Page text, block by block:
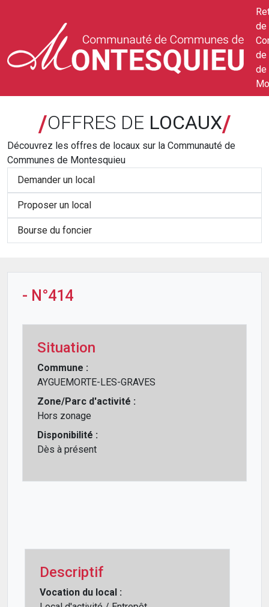
de
de
de
/OFFRES DE LOCAUX/
Découvrez les offres de locaux sur la Communauté de
Communes de Montesquieu
Demander un local
Proposer un local
Bourse du foncier
- N°414
Situation
Commune :
AYGUEMORTE-LES-GRAVES
Zone/Parc d'activité :
Hors zonage
Disponibilité :
Dès à présent
Descriptif
Vocation du local :